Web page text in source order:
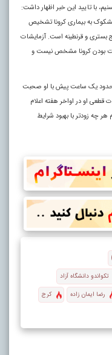
با تایید این خبر اظهار داشت:
به بیماری کرونا تشخیص
بستری و قرنطینه است. آزمایشات
بودن کرونا مشخص نیست و
حدود یک ساعت پیش با او صحبت
او در اواخر هفته اعلام
چه زودتر با بهبود شرایط
تکواندو دانشگاه آزاد
رضا ایمان زاده
کرج